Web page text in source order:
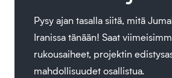
Pysy ajan tasalla siitä, mitä
Iranissa tänään! Saat
rukousaiheet, projektin
mahdollisuudet osallistua.